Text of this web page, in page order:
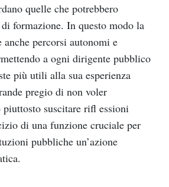
quelle che potrebbero
di formazione. In questo modo la
percorsi autonomi e
a ogni dirigente pubblico
più utili alla sua esperienza
pregio di non voler
piuttosto suscitare riﬂ essioni
di una funzione cruciale per
pubbliche un’azione